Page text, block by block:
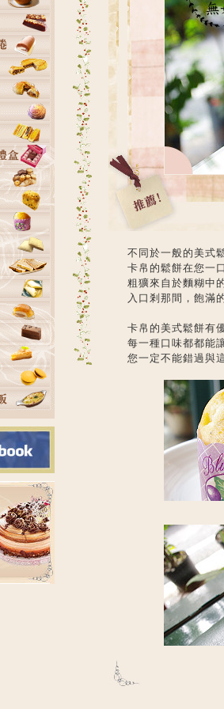
不同於一般的美式
卡帛的鬆餅在您一
粗獷來自於麵糊中
入口剎那間，飽滿
卡帛的美式鬆餅有
每一種口味都都能
您一定不能錯過與